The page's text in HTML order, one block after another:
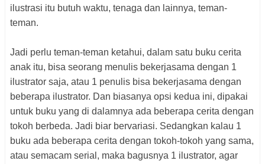
ilustrasi itu butuh waktu, tenaga dan lainnya, teman-
teman.
Jadi perlu teman-teman ketahui, dalam satu buku cerita
anak itu, bisa seorang menulis bekerjasama dengan 1
ilustrator saja, atau 1 penulis bisa bekerjasama dengan
beberapa ilustrator. Dan biasanya opsi kedua ini, dipakai
untuk buku yang di dalamnya ada beberapa cerita dengan
tokoh berbeda. Jadi biar bervariasi. Sedangkan kalau 1
buku ada beberapa cerita dengan tokoh-tokoh yang sama,
atau semacam serial, maka bagusnya 1 ilustrator, agar